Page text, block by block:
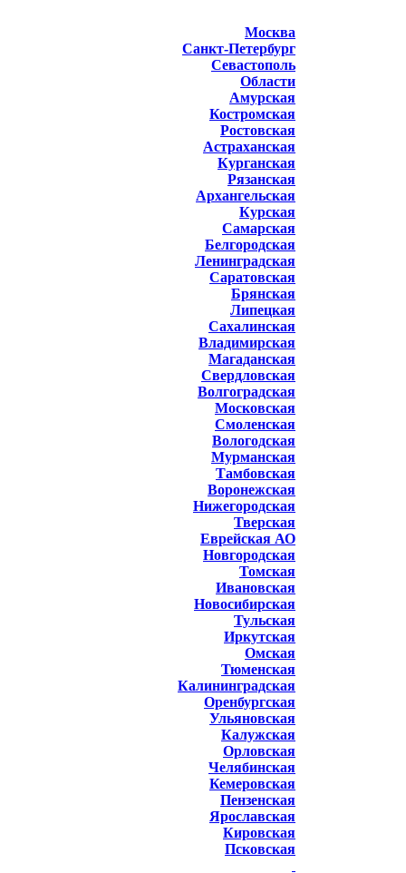
Москва
Санкт-Петербург
Севастополь
Области
Амурская
Костромская
Ростовская
Астраханская
Курганская
Рязанская
Архангельская
Курская
Самарская
Белгородская
Ленинградская
Саратовская
Брянская
Липецкая
Сахалинская
Владимирская
Магаданская
Свердловская
Волгоградская
Московская
Смоленская
Вологодская
Мурманская
Тамбовская
Воронежская
Нижегородская
Тверская
Еврейская АО
Новгородская
Томская
Ивановская
Новосибирская
Тульская
Иркутская
Омская
Тюменская
Калининградская
Оренбургская
Ульяновская
Калужская
Орловская
Челябинская
Кемеровская
Пензенская
Ярославская
Кировская
Псковская